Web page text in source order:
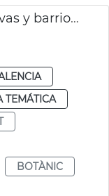
Pleno Instalaciones deportivas y barrio Botánico
TEMÁTICA
BOTÀNIC